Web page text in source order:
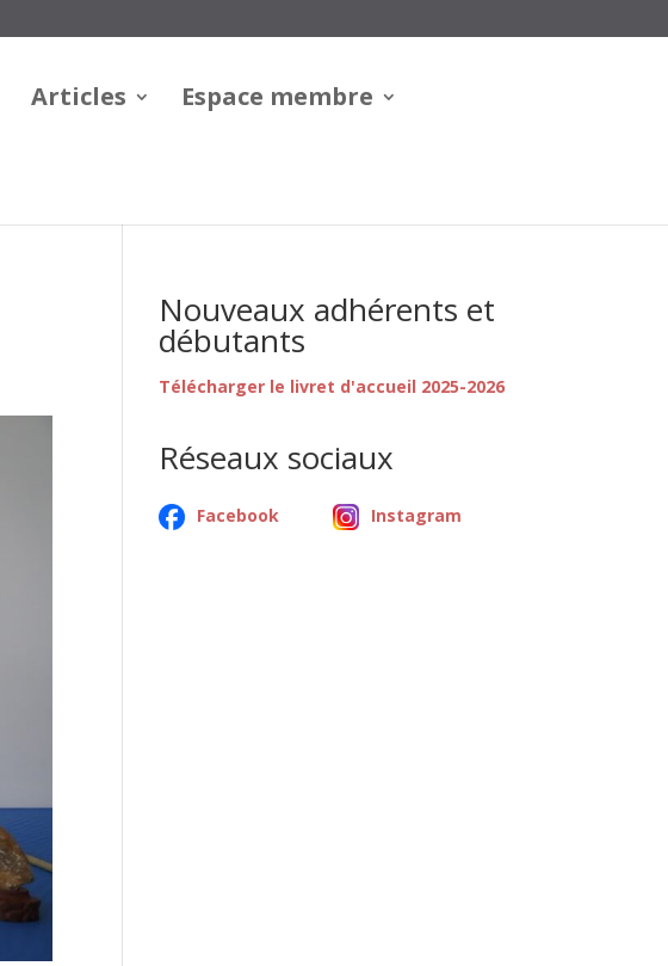
Articles Espace membre
Nouveaux adhérents et
débutants
Télécharger le livret d'accueil 2025-2026
Réseaux sociaux
Facebook Instagram